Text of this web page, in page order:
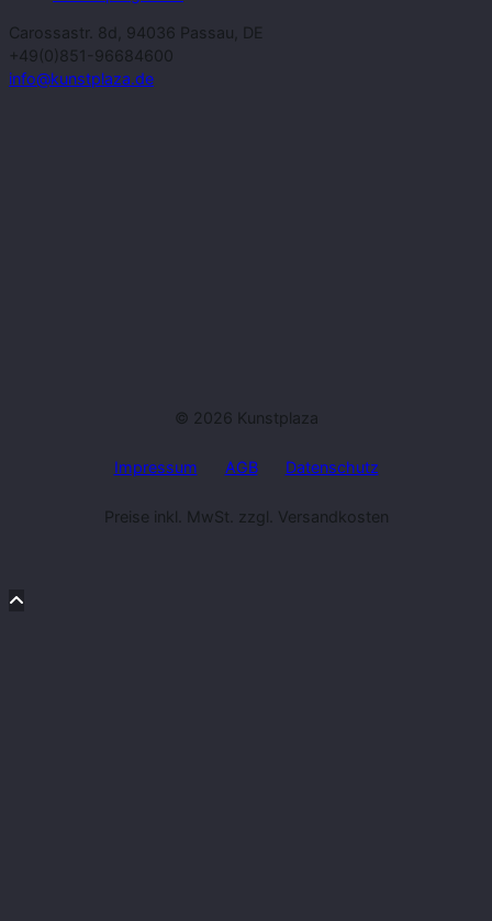
Carossastr. 8d, 94036 Passau, DE
+49(0)851-96684600
info@kunstplaza.de
© 2026 Kunstplaza
Impressum AGB Datenschutz
Preise inkl. MwSt. zzgl. Versandkosten